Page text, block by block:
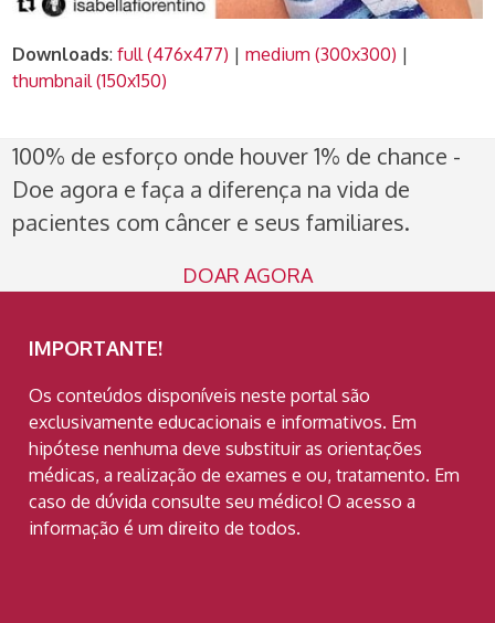
Downloads:full (476x477) |medium (300x300) |
thumbnail (150x150)
100% de esforço onde houver 1% de chance -
Doe agora e faça a diferença na vida de
pacientes com câncer e seus familiares.
DOAR AGORA
IMPORTANTE!
Os conteúdos disponíveis neste portal são
exclusivamente educacionais e informativos. Em
hipótese nenhuma deve substituir as orientações
médicas, a realização de exames e ou, tratamento. Em
caso de dúvida consulte seu médico! O acesso a
informação é um direito de todos.